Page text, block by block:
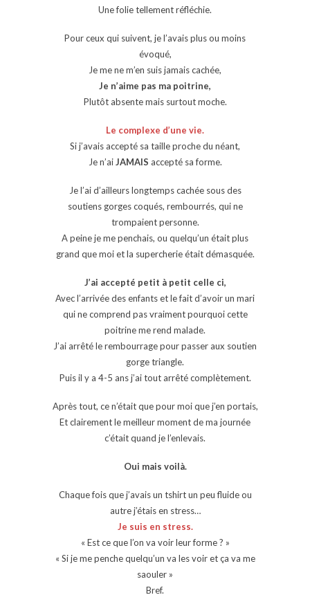
Une folie tellement réfléchie.
Pour ceux qui suivent, je l’avais plus ou moins
évoqué,
Je me ne m’en suis jamais cachée,
Je n’aime pas ma poitrine,
Plutôt absente mais surtout moche.
Le complexe d’une vie.
Si j’avais accepté sa taille proche du néant,
Je n’aiJAMAIS accepté sa forme.
Je l’ai d’ailleurs longtemps cachée sous des
soutiens gorges coqués, rembourrés, qui ne
trompaient personne.
A peine je me penchais, ou quelqu’un était plus
grand que moi et la supercherie était démasquée.
J’ai accepté petit à petit celle ci,
Avec l’arrivée des enfants et le fait d’avoir un mari
qui ne comprend pas vraiment pourquoi cette
poitrine me rend malade.
J’ai arrêté le rembourrage pour passer aux soutien
gorge triangle.
Puis il y a 4-5 ans j’ai tout arrêté complètement.
Après tout, ce n’était que pour moi que j’en portais,
Et clairement le meilleur moment de ma journée
c’était quand je l’enlevais.
Oui mais voilà.
Chaque fois que j’avais un tshirt un peu fluide ou
autre j’étais en stress…
Je suis en stress.
« Est ce que l’on va voir leur forme ? »
« Si je me penche quelqu’un va les voir et ça va me
saouler »
Bref.